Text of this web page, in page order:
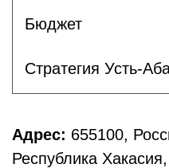
Бюджет
Стратегия Усть-
Адрес: 655100,
Республика